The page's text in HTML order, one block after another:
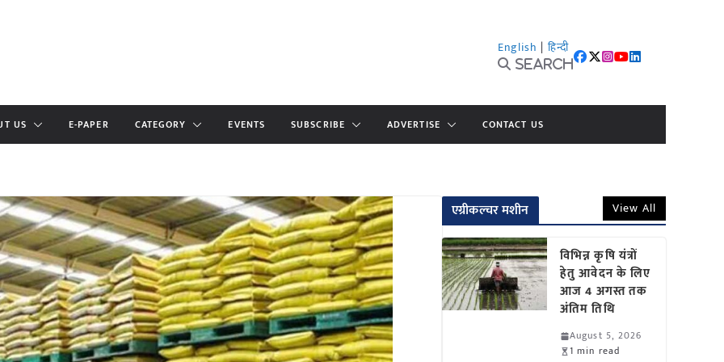
English | हिन्दी
Search
US E-PAPER CATEGORY EVENTS SUBSCRIBE ADVERTISE CONTACT US
एग्रीकल्चर मशीन View All
विभिन्न कृषि यंत्रों
हेतु आवेदन के लिए
आज 4 अगस्त तक
अंतिम तिथि
August 5, 2026
1 min read